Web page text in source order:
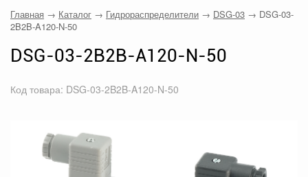
Главная → Каталог → Гидрораспределители → DSG-03 → DSG-03-
2B2B-A120-N-50
DSG-03-2B2B-A120-N-50
Код товара: DSG-03-2B2B-A120-N-50